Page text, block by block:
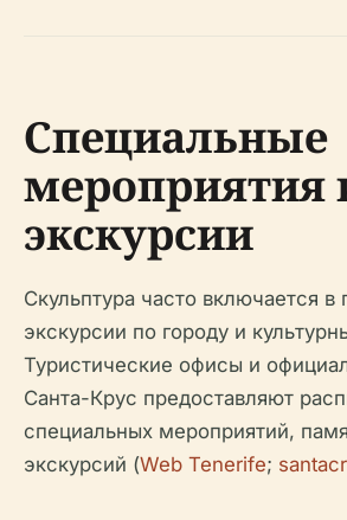
Специальные
мероприятия
экскурсии
Скульптура часто включается
экскурсии по городу и
Туристические офисы и
Санта-Крус предоставляют
специальных мероприятий,
экскурсий (Web Tenerife;